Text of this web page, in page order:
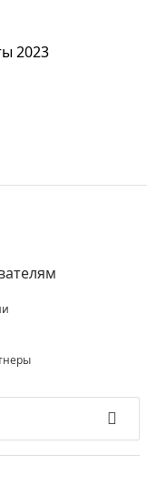
2023